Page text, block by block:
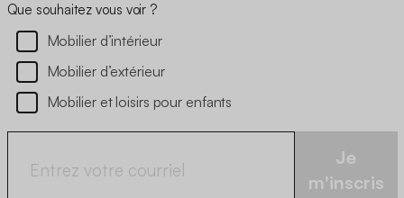
Que souhaitez vous voir ?
Mobilier d’intérieur
Mobilier d’extérieur
Mobilier et loisirs pour enfants
Je
m'inscris